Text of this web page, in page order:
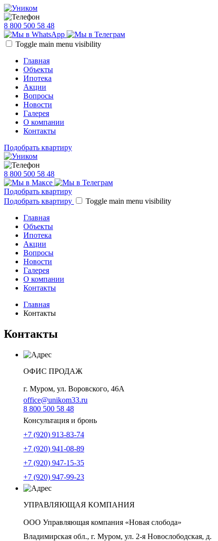
8 800 500 58 48
Toggle main menu visibility
Главная
Объекты
Ипотека
Акции
Вопросы
Новости
Галерея
О компании
Контакты
Подобрать квартиру
8 800 500 58 48
Подобрать квартиру
Подобрать квартиру
Toggle main menu visibility
Главная
Объекты
Ипотека
Акции
Вопросы
Новости
Галерея
О компании
Контакты
Главная
Контакты
Контакты
ОФИС ПРОДАЖ
г. Муром, ул. Воровского, 46А
office@unikom33.ru
8 800 500 58 48
Консультация и бронь
+7 (920) 913-83-74
+7 (920) 941-08-89
+7 (920) 947-15-35
+7 (920) 947-99-23
УПРАВЛЯЮЩАЯ КОМПАНИЯ
ООО Управляющая компания «Новая слобода»
Владимирская обл., г. Муром, ул. 2-я Новослободская, д.